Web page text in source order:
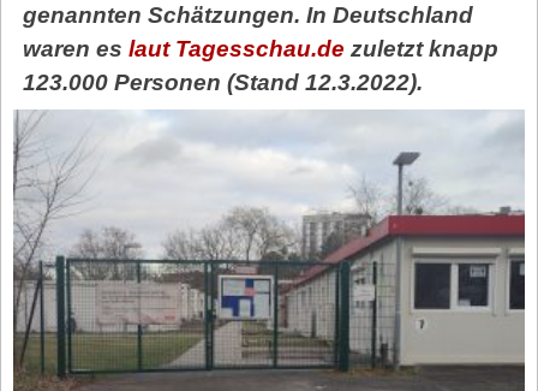
genannten Schätzungen. In Deutschland
waren es laut Tagesschau.de zuletzt knapp
123.000 Personen (Stand 12.3.2022).